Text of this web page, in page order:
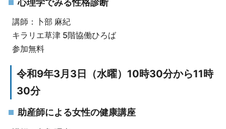
心理学でみる性格診断
講師：卜部 麻紀
キラリエ草津 5階協働ひろば
参加無料
令和9年3月3日（水曜）10時30分から11時
30分
助産師による女性の健康講座